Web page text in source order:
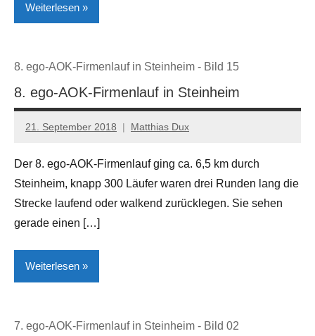
Weiterlesen
Höxter
Lokales
Sport
8. ego-AOK-Firmenlauf in Steinheim - Bild 15
8. ego-AOK-Firmenlauf in Steinheim
21. September 2018 Matthias Dux
Der 8. ego-AOK-Firmenlauf ging ca. 6,5 km durch
Steinheim, knapp 300 Läufer waren drei Runden lang die
Strecke laufend oder walkend zurücklegen. Sie sehen
gerade einen […]
Weiterlesen
Höxter
7. ego-AOK-Firmenlauf in Steinheim - Bild 02